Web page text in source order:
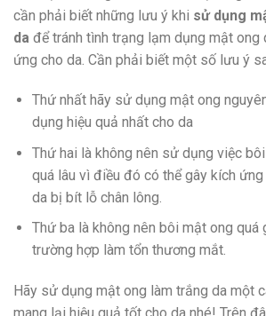
cần phải biết những lưu ý khi sử dụng
da để tránh tình trạng lạm dụng mật ong
ứng cho da. Cần phải biết một số lưu ý
Thứ nhất hãy sử dụng mật ong
dụng hiệu quả nhất cho da
Thứ hai là không nên sử dụng việc
quá lâu vì điều đó có thể gây kích
da bị bít lỗ chân lông.
Thứ ba là không nên bôi mật ong quá
trường hợp làm tổn thương mắt.
Hãy sử dụng mật ong làm trắng da một